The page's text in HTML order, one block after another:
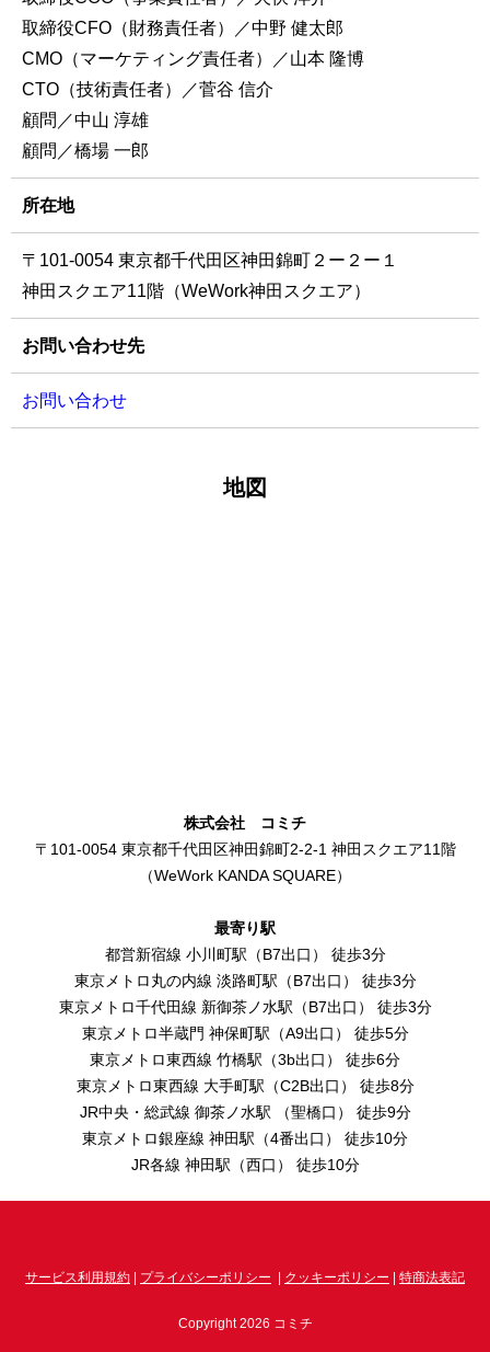
取締役CFO（財務責任者）／中野 健太郎
CMO（マーケティング責任者）／山本 隆博
CTO（技術責任者）／菅谷 信介
顧問／中山 淳雄
顧問／橋場 一郎
所在地
〒101-0054 東京都千代田区神田錦町２ー２ー１
神田スクエア11階（WeWork神田スクエア）
お問い合わせ先
お問い合わせ
地図
株式会社 コミチ
〒101-0054 東京都千代田区神田錦町2-2-1 神田スクエア11階
（WeWork KANDA SQUARE）
最寄り駅
都営新宿線 小川町駅（B7出口） 徒歩3分
東京メトロ丸の内線 淡路町駅（B7出口） 徒歩3分
東京メトロ千代田線 新御茶ノ水駅（B7出口） 徒歩3分
東京メトロ半蔵門 神保町駅（A9出口） 徒歩5分
東京メトロ東西線 竹橋駅（3b出口） 徒歩6分
東京メトロ東西線 大手町駅（C2B出口） 徒歩8分
JR中央・総武線 御茶ノ水駅 （聖橋口） 徒歩9分
東京メトロ銀座線 神田駅（4番出口） 徒歩10分
JR各線 神田駅（西口） 徒歩10分
サービス利用規約 プライバシーポリシー クッキーポリシー 特商法表記
Copyright 2026 コミチ